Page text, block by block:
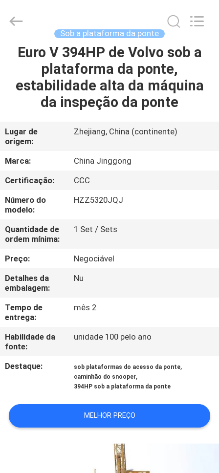
CASA
PRODUTOS
NÓS
EXCURSÃO
DA
FÁBRICA
CONTROLE
DA
QUALIDADE
CONTACTE-
NOS
NOTÍCIA
PEÇA
CITAÇÕES
MAPA
SPECIAL
PURPOSE
Reserved.
Sob a plataforma da ponte
Euro V 394HP de Volvo sob a
plataforma da ponte,
estabilidade alta da máquina
da inspeção da ponte
Lugar de
origem:
Zhejiang, China (continente)
Marca:
China Jinggong
Certificação:
CCC
Número do
modelo:
HZZ5320JQJ
Quantidade de
ordem mínima:
1 Set / Sets
Preço:
Negociável
Detalhes da
embalagem:
Nu
Tempo de
entrega:
mês 2
Habilidade da
fonte:
unidade 100 pelo ano
Destaque: sob plataformas do acesso da ponte,
caminhão do snooper,
394HP sob a plataforma da ponte
MELHOR PREÇO